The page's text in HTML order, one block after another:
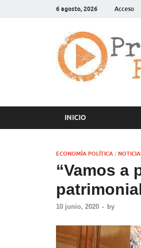
6 agosto, 2026 Acceso
INICIO
ECONOMÍA POLÍTICA /
“Vamos a
10 junio, 2020 - by